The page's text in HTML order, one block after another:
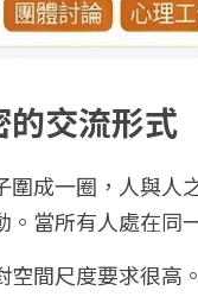
的交流形式
圍成一圈，人與
當所有人處在同
間尺度要求很高